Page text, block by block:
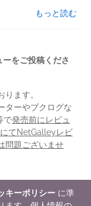
もっと読む
をご投稿くださ
ます。
ターやブクログな
で発売前にレビュ
てNetGalleyレビ
問題ございませ
もっと読む
キーポリシー に準